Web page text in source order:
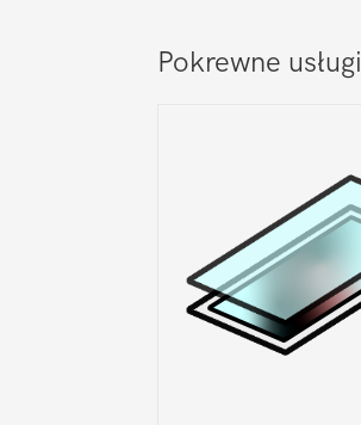
Pokrewne usługi